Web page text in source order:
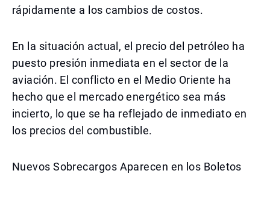
rápidamente a los cambios de costos.
En la situación actual, el precio del petróleo ha
puesto presión inmediata en el sector de la
aviación. El conflicto en el Medio Oriente ha
hecho que el mercado energético sea más
incierto, lo que se ha reflejado de inmediato en
los precios del combustible.
Nuevos Sobrecargos Aparecen en los Boletos